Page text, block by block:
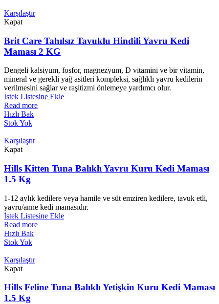
Karşılaştır
Kapat
Brit Care Tahılsız Tavuklu Hindili Yavru Kedi
Maması 2 KG
Dengeli kalsiyum, fosfor, magnezyum, D vitamini ve bir vitamin,
mineral ve gerekli yağ asitleri kompleksi, sağlıklı yavru kedilerin
verilmesini sağlar ve raşitizmi önlemeye yardımcı olur.
İstek Listesine Ekle
Read more
Hızlı Bak
Stok Yok
Karşılaştır
Kapat
Hills Kitten Tuna Balıklı Yavru Kuru Kedi Maması
1.5 Kg
1-12 aylık kedilere veya hamile ve süt emziren kedilere, tavuk etli,
yavru/anne kedi mamasıdır.
İstek Listesine Ekle
Read more
Hızlı Bak
Stok Yok
Karşılaştır
Kapat
Hills Feline Tuna Balıklı Yetişkin Kuru Kedi Maması
1.5 Kg